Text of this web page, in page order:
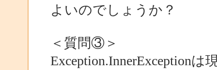
よいのでしょうか？
＜質問③＞
Exception.InnerException